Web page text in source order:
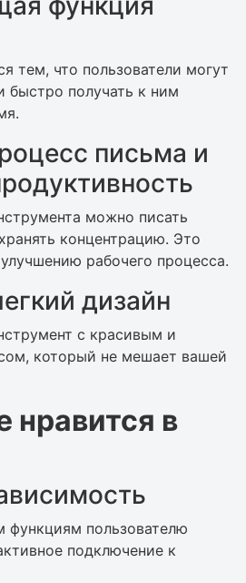
тем, что пользователи могут
быстро получать к ним
письма и
можно писать
концентрацию. Это
рабочего процесса.
дизайн
с красивым и
который не мешает вашей
нравится в
функциям пользователю
подключение к